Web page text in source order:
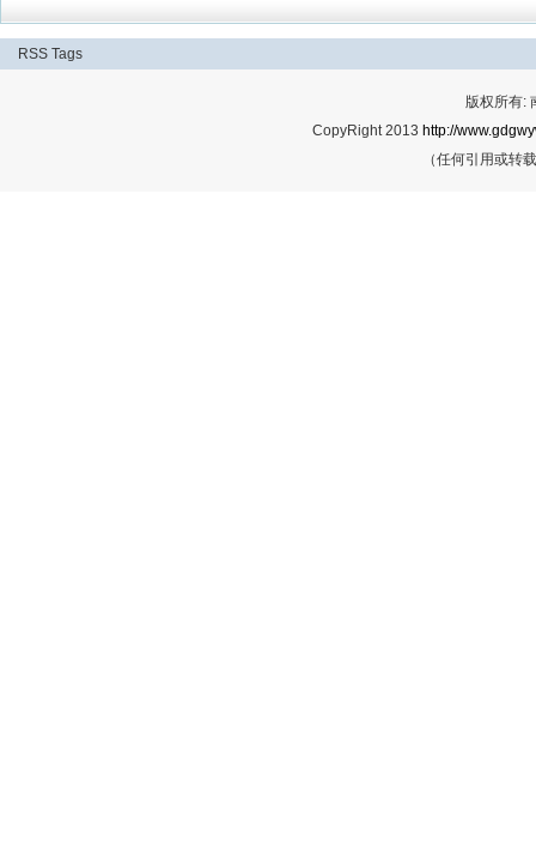
RSS Tags
版权所有:
CopyRight 2013 http://
（任何引用或转